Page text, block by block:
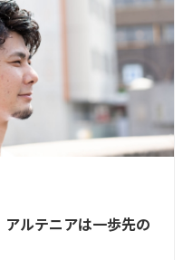
ルテニアは一歩先の